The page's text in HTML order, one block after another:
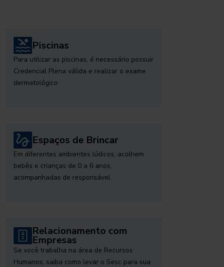
Piscinas
Para utilizar as piscinas, é necessário possuir
Credencial Plena válida e realizar o exame
dermatológico
Espaços de Brincar
Em diferentes ambientes lúdicos, acolhem
bebês e crianças de 0 a 6 anos,
acompanhadas de responsável
Relacionamento com
Empresas
Se você trabalha na área de Recursos
Humanos, saiba como levar o Sesc para sua